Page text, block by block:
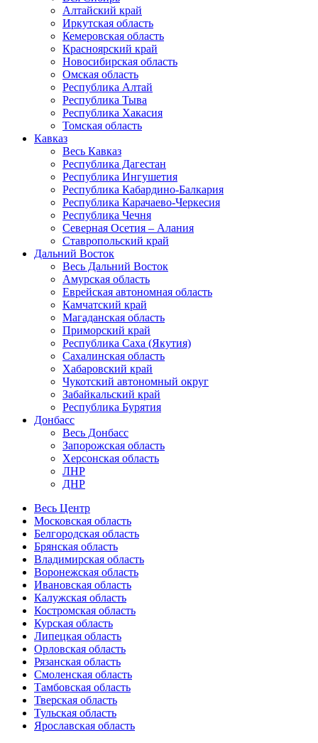
Алтайский край
Иркутская область
Кемеровская область
Красноярский край
Новосибирская область
Омская область
Республика Алтай
Республика Тыва
Республика Хакасия
Томская область
Кавказ
Весь Кавказ
Республика Дагестан
Республика Ингушетия
Республика Кабардино-Балкария
Республика Карачаево-Черкесия
Республика Чечня
Северная Осетия – Алания
Ставропольский край
Дальний Восток
Весь Дальний Восток
Амурская область
Еврейская автономная область
Камчатский край
Магаданская область
Приморский край
Республика Саха (Якутия)
Сахалинская область
Хабаровский край
Чукотский автономный округ
Забайкальский край
Республика Бурятия
Донбасс
Весь Донбасс
Запорожская область
Херсонская область
ЛНР
ДНР
Весь Центр
Московская область
Белгородская область
Брянская область
Владимирская область
Воронежская область
Ивановская область
Калужская область
Костромская область
Курская область
Липецкая область
Орловская область
Рязанская область
Смоленская область
Тамбовская область
Тверская область
Тульская область
Ярославская область